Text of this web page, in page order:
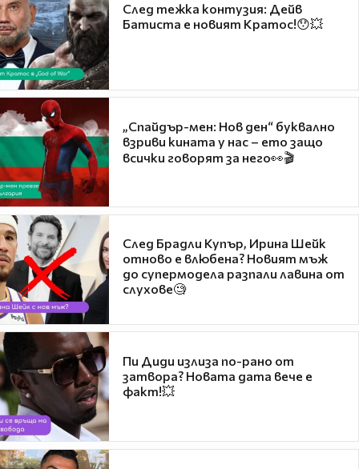
След тежка контузия: Дейв
Батиста е новият Кратос!😯💥
„Спайдър-мен: Нов ден“ буквално
взриви кината у нас – ето защо
всички говорят за него👀🎬
След Брадли Купър, Ирина Шейк
отново е влюбена? Новият мъж
до супермодела разпали лавина от
слухове🧐
Пи Диди излиза по-рано от
затвора? Новата дата вече е
факт!💥